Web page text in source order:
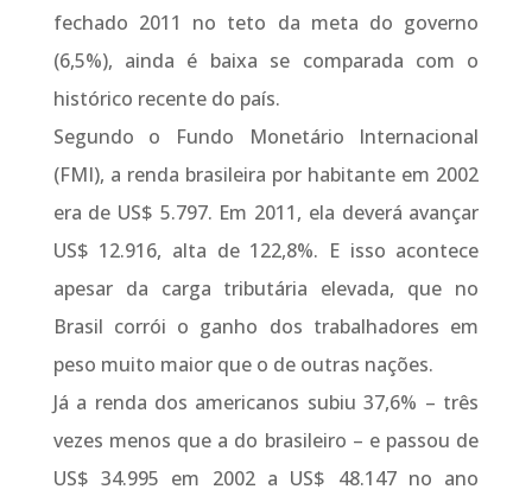
fechado 2011 no teto da meta do governo
(6,5%), ainda é baixa se comparada com o
histórico recente do país.
Segundo o Fundo Monetário Internacional
(FMI), a renda brasileira por habitante em 2002
era de US$ 5.797. Em 2011, ela deverá avançar
US$ 12.916, alta de 122,8%. E isso acontece
apesar da carga tributária elevada, que no
Brasil corrói o ganho dos trabalhadores em
peso muito maior que o de outras nações.
Já a renda dos americanos subiu 37,6% – três
vezes menos que a do brasileiro – e passou de
US$ 34.995 em 2002 a US$ 48.147 no ano